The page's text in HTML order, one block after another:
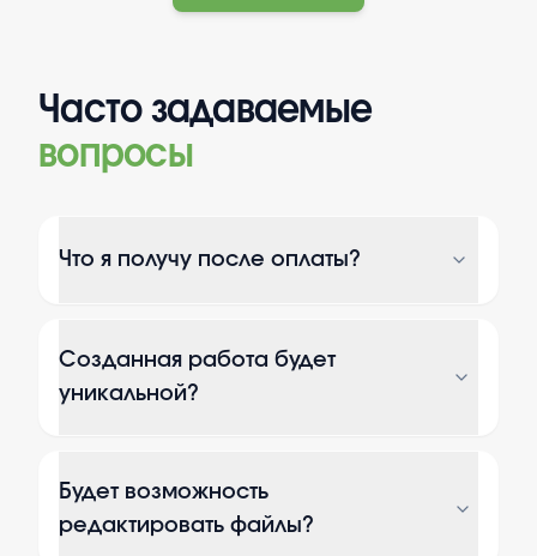
Часто задаваемые
вопросы
Что я получу после оплаты?
Созданная работа будет
уникальной?
Будет возможность
редактировать файлы?